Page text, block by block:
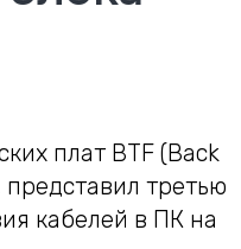
плат BTF (Back
третью
кабелей в ПК на